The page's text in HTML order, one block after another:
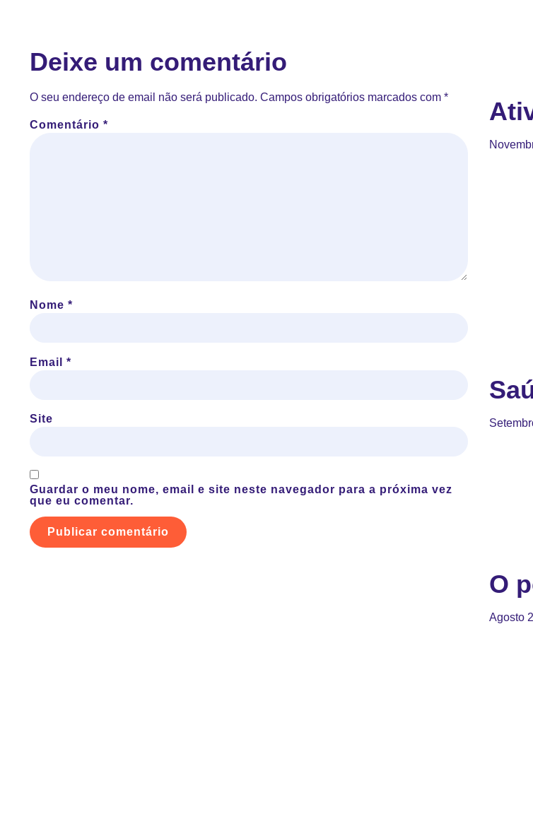
Deixe um comentário
O seu endereço de email não será publicado. Campos obrigatórios marcados com *
Comentário *
Nome *
Email *
Site
Guardar o meu nome, email e site neste navegador para a próxima vez
que eu comentar.
O
Agosto